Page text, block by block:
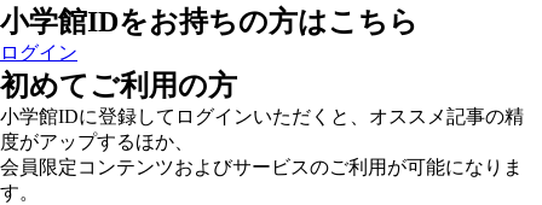
小学館IDをお持ちの方はこちら
ログイン
初めてご利用の方
小学館IDに登録してログインいただくと、オススメ記事の精
度がアップするほか、
会員限定コンテンツおよびサービスのご利用が可能になりま
す。